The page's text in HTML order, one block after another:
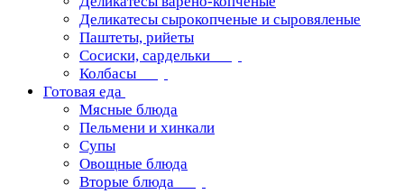
Деликатесы сырокопченые и сыровяленые
Паштеты, рийеты
Сосиски, сардельки
Колбасы
Готовая еда
Мясные блюда
Пельмени и хинкали
Супы
Овощные блюда
Вторые блюда